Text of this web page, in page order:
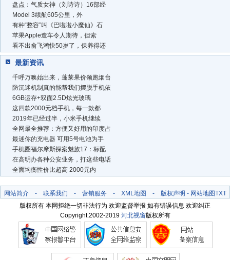
盘点：气质女神（刘诗诗）16部经
Model 3续航605公里，外
有种“整容”叫《巴啦啦小魔仙》石
苹果Apple造车令人期待，但索
看不出俞飞鸿快50岁了，保养得还
最新资讯
千呼万唤始出来，蓬莱果价领跑烟台
防沉迷机制真的能帮我们摆脱手机依
6GB运存+双面2.5D炫光玻璃
这四款2000元档手机，每一款都
2019年已经过半，小米手机继续
全网最全推荐：方便又好用的印度占
最迷你的充电器 可用5号电池为手
手机圈福尔摩斯探案魅族17：标配
在高明办各种公安业务，打这些电话
全面均衡性价比超高 2000元内
网站简介- 联系我们 - 营销服务 - XML地图 - 版权声明 - 网站地图TXT
版权所有 本网拒绝一切非法行为 欢迎监督举报 如有错误信息 欢迎纠正
Copyright.2002-2019 河北视窗版权所有